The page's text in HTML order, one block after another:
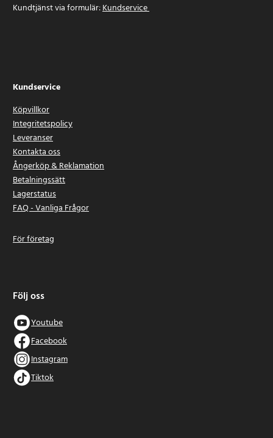
Kundtjänst via formulär:Kundservice
Kundservice
Köpvillkor
Integritetspolicy
Leveranser
Kontakta oss
Ångerköp & Reklamation
Betalningssätt
Lagerstatus
FAQ - Vanliga Frågor
För företag
Följ oss
Youtube
Facebook
Instagram
Tiktok